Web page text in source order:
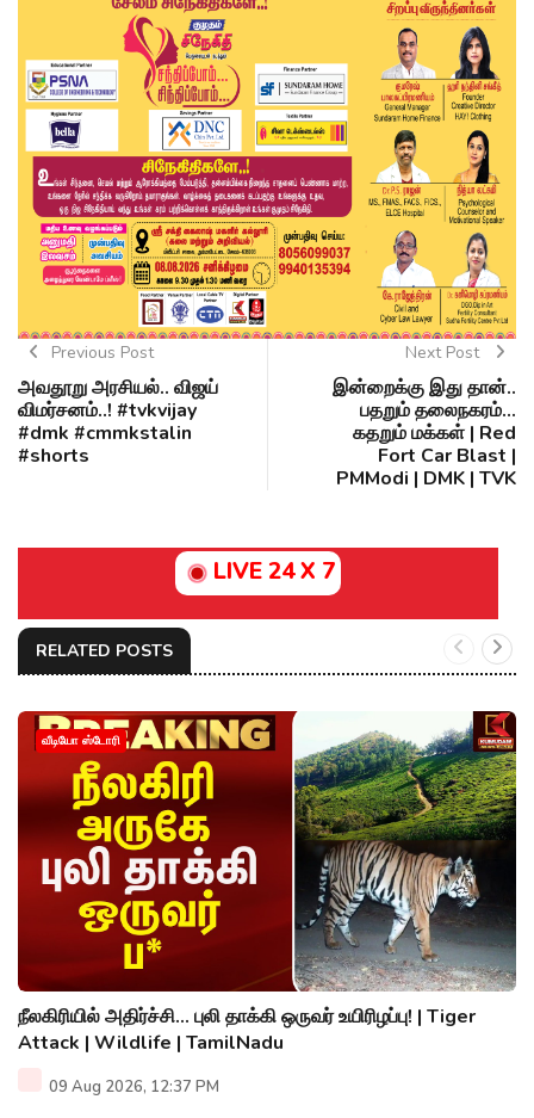
Previous Post
அவதூறு அரசியல்.. விஜய்
விமர்சனம்..! #tvkvijay
#dmk #cmmkstalin
#shorts
Next Post
இன்றைக்கு இது தான்..
பதறும் தலைநகரம்...
கதறும் மக்கள் | Red
Fort Car Blast |
PMModi | DMK | TVK
LIVE 24 X 7
RELATED POSTS
வீடியோ ஸ்டோரி
நீலகிரியில் அதிர்ச்சி... புலி தாக்கி ஒருவர் உயிரிழப்பு! | Tiger
Attack | Wildlife | TamilNadu
09 Aug 2026, 12:37 PM